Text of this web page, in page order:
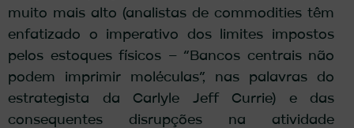
muito mais alto (analistas de commodities têm
enfatizado o imperativo dos limites impostos
pelos estoques físicos – “Bancos centrais não
podem imprimir moléculas”, nas palavras do
estrategista da Carlyle Jeff Currie) e das
consequentes disrupções na atividade